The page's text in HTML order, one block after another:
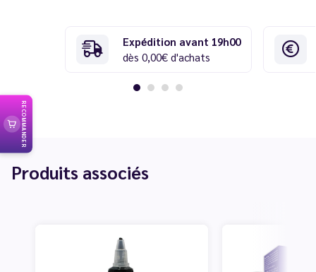
Expédition avant 19h00
dès 0,00€ d'achats
Produits associés
RECOMMANDER